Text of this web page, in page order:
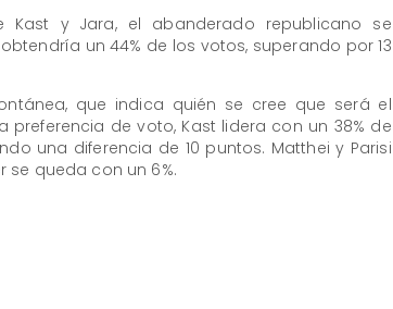
Kast y Jara, el abanderado republicano se
un 44% de los votos, superando por 13
que indica quién se cree que será el
de voto, Kast lidera con un 38% de
una diferencia de 10 puntos. Matthei y Parisi
se queda con un 6%.